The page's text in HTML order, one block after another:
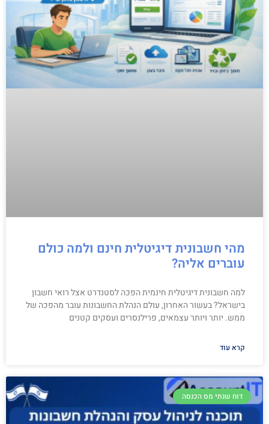
מהי חשבונית דיגיטלית חינם ולמה כולם
עוברים אליה?
למה חשבונית דיגיטלית חינמית הפכה לסטנדרט אצל רואי חשבון
בישראל? בעשור האחרון, עולם הנהלת החשבונות עובר מהפכה של
ממש. יותר ויותר עצמאים, פרילנסרים ועסקים קטנים
קרא עוד
דוח שנתי מס הכנסה